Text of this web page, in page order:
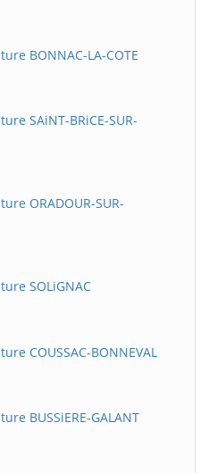
BONNAC-LA-COTE
SAiNT-BRiCE-SUR-
ORADOUR-SUR-
SOLiGNAC
COUSSAC-BONNEVAL
BUSSiERE-GALANT